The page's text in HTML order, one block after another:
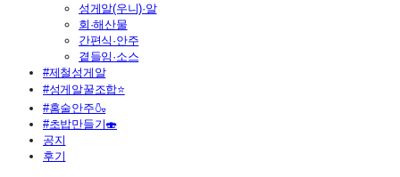
성게알(우니)·알
회·해산물
간편식·안주
곁들임·소스
#제철성게알
#성게알꿀조합⭐
#홈술안주🍶
#초밥만들기🍣
공지
후기